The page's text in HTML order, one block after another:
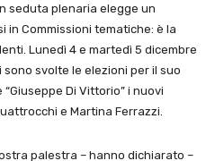
seduta plenaria elegge un
in Commissioni tematiche: è la
Lunedì 4 e martedì 5 dicembre
svolte le elezioni per il suo
Di Vittorio” i nuovi
e Martina Ferrazzi.
palestra – hanno dichiarato –